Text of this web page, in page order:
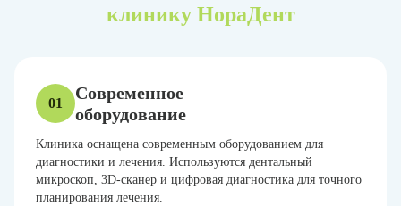
клинику НораДент
01
Современное
оборудование
Клиника оснащена современным оборудованием для
диагностики и лечения. Используются дентальный
микроскоп, 3D-сканер и цифровая диагностика для точного
планирования лечения.